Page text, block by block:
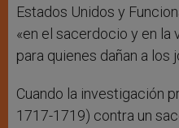
Estados Unidos y
«en el sacerdocio y en la
para quienes dañan a los
Cuando la investigación
1717-1719) contra un